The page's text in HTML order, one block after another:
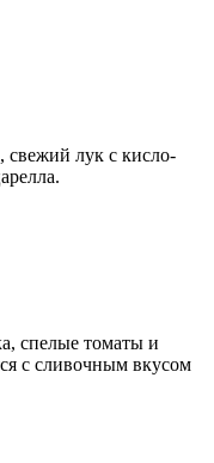
свежий лук с кисло-
спелые томаты и
с сливочным вкусом